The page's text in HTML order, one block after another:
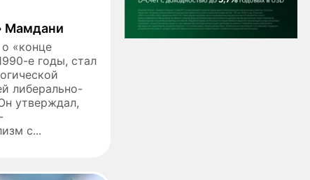
Мамдани
«конце
е годы, стал
либерально-
утверждал,
с...